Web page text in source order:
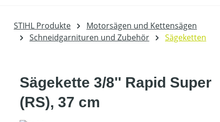
STIHL Produkte
Motorsägen und Kettensägen
Schneidgarnituren und Zubehör
Sägeketten
Sägekette 3/8'' Rapid Super
(RS), 37 cm